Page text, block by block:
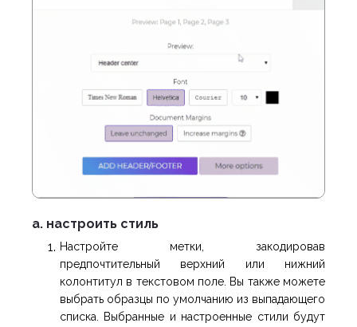
a. настроить стиль
Настройте метки, закодировав
предпочтительный верхний или нижний
колонтитул в текстовом поле. Вы также можете
выбрать образцы по умолчанию из выпадающего
списка. Выбранные и настроенные стили будут